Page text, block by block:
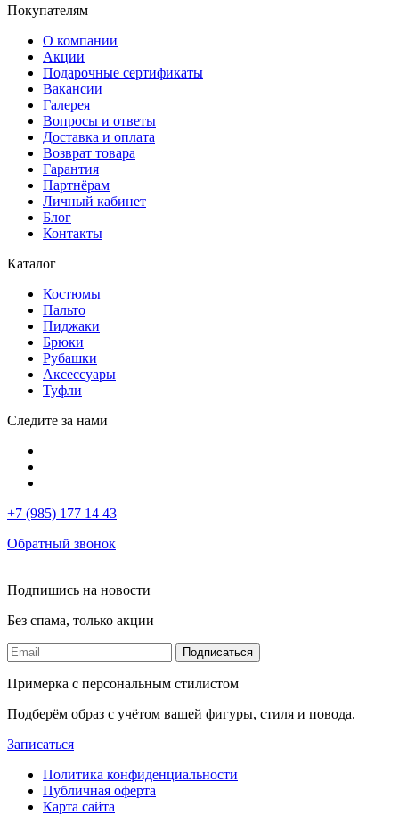
Покупателям
О компании
Акции
Подарочные сертификаты
Вакансии
Галерея
Вопросы и ответы
Доставка и оплата
Возврат товара
Гарантия
Партнёрам
Личный кабинет
Блог
Контакты
Каталог
Костюмы
Пальто
Пиджаки
Брюки
Рубашки
Аксессуары
Туфли
Следите за нами
+7 (985) 177 14 43
Обратный звонок
Подпишись на новости
Без спама, только акции
Подписаться
Примерка с персональным стилистом
Подберём образ с учётом вашей фигуры, стиля и повода.
Записаться
Политика конфиденциальности
Публичная оферта
Карта сайта